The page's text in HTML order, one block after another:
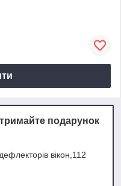
подарунок
вікон,112